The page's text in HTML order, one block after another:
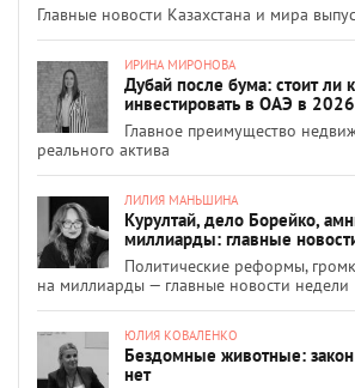
Главные новости Казахстана и мира
ИРИНА МИРОНОВА
Дубай после бума: стоит ли
инвестировать в ОАЭ в
Главное преимущество
реального актива
ЛИЛИЯ МАНЬШИНА
Курултай, дело Борейко,
миллиарды: главные
Политические реформы,
на миллиарды — главные новости недели
ЮЛИЯ КОВАЛЕНКО
Бездомные животные:
нет